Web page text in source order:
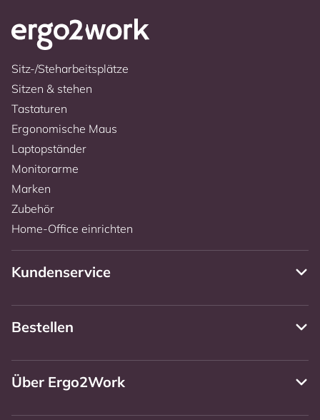
Sitz-/Steharbeitsplätze
Sitzen & stehen
Tastaturen
Ergonomische Maus
Laptopständer
Monitorarme
Marken
Zubehör
Home-Office einrichten
Kundenservice
Bestellen
Über Ergo2Work